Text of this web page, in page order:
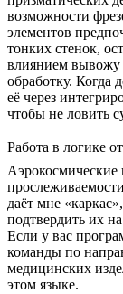
возможности
элементов
тонких стенок,
влиянием
обработку. Когда
её через
чтобы не ловить
Работа в логике
даёт мне
подтвердить их
Если у вас
команды по
медицинских
этом языке.